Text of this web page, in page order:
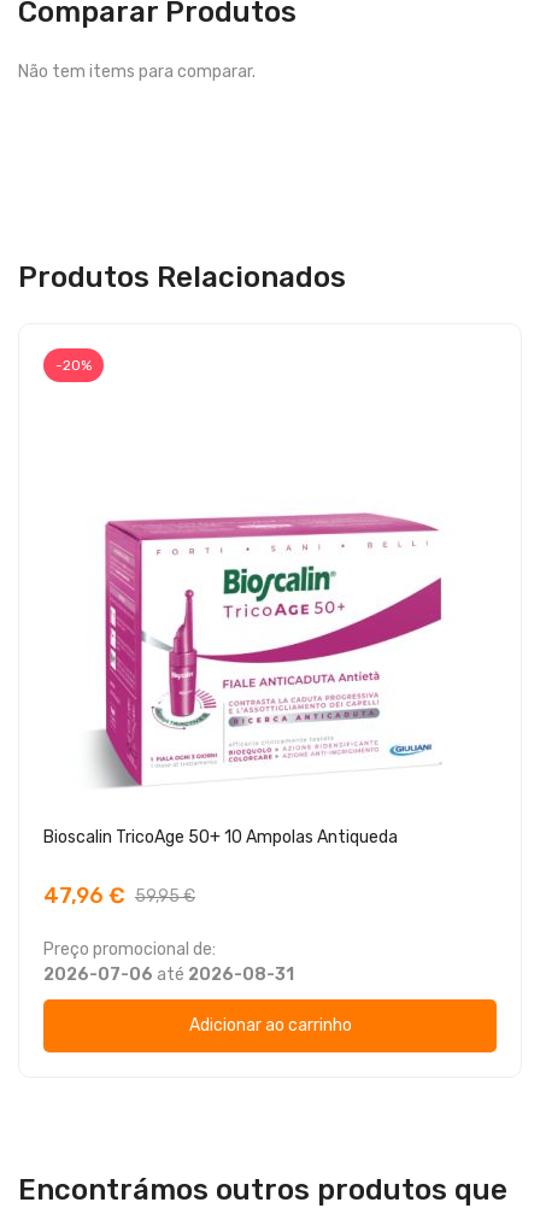
Comparar Produtos
Não tem items para comparar.
Produtos Relacionados
-20%
Bioscalin TricoAge 50+ 10 Ampolas Antiqueda
47,96 € 59,95 €
Preço promocional de:
2026-07-06 até 2026-08-31
Adicionar ao carrinho
Encontrámos outros produtos que